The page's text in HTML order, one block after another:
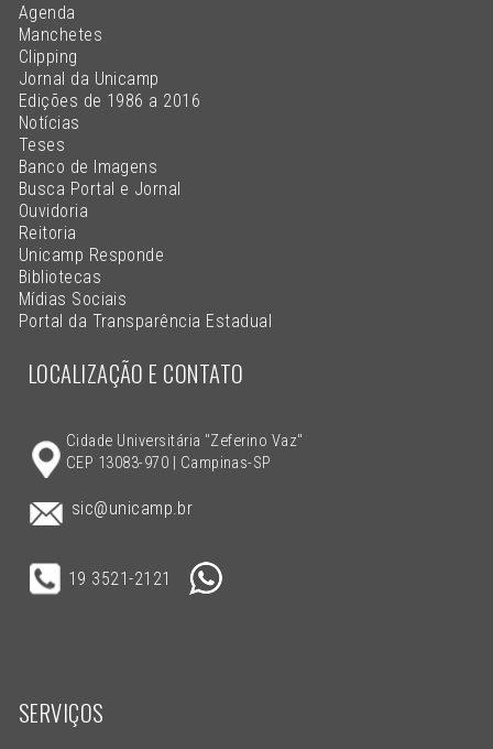
Agenda
Manchetes
Clipping
Jornal da Unicamp
Edições de 1986 a 2016
Notícias
Teses
Banco de Imagens
Busca Portal e Jornal
Ouvidoria
Reitoria
Unicamp Responde
Bibliotecas
Mídias Sociais
Portal da Transparência Estadual
LOCALIZAÇÃO E CONTATO
Cidade Universitária "Zeferino Vaz"
CEP 13083-970 | Campinas-SP
sic@unicamp.br
19 3521-2121
SERVIÇOS